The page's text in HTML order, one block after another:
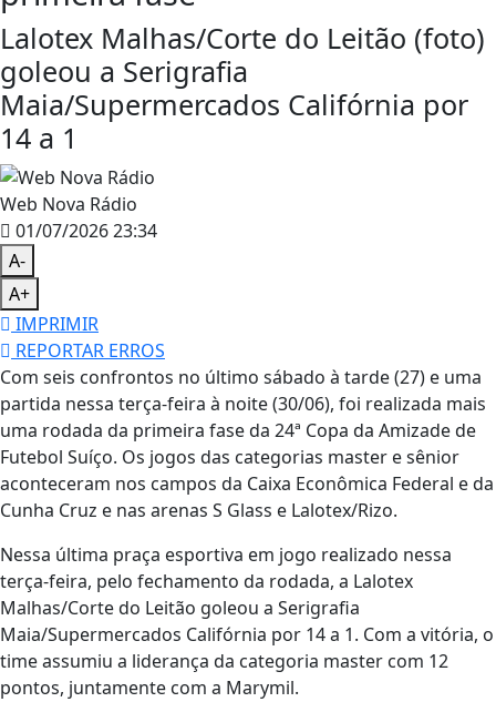
Lalotex Malhas/Corte do Leitão (foto)
goleou a Serigrafia
Maia/Supermercados Califórnia por
14 a 1
Web Nova Rádio
01/07/2026 23:34
A-
A+
IMPRIMIR
REPORTAR ERROS
Com seis confrontos no último sábado à tarde (27) e uma
partida nessa terça-feira à noite (30/06), foi realizada mais
uma rodada da primeira fase da 24ª Copa da Amizade de
Futebol Suíço. Os jogos das categorias master e sênior
aconteceram nos campos da Caixa Econômica Federal e da
Cunha Cruz e nas arenas S Glass e Lalotex/Rizo.
Nessa última praça esportiva em jogo realizado nessa
terça-feira, pelo fechamento da rodada, a Lalotex
Malhas/Corte do Leitão goleou a Serigrafia
Maia/Supermercados Califórnia por 14 a 1. Com a vitória, o
time assumiu a liderança da categoria master com 12
pontos, juntamente com a Marymil.